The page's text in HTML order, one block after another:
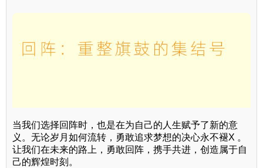
当我们选择回阵时，也是在为自己的人生赋予了新的意
义。无论岁月如何流转，勇敢追求梦想的决心永不褪X 。
让我们在未来的路上，勇敢回阵，携手共进，创造属于自
己的辉煌时刻。